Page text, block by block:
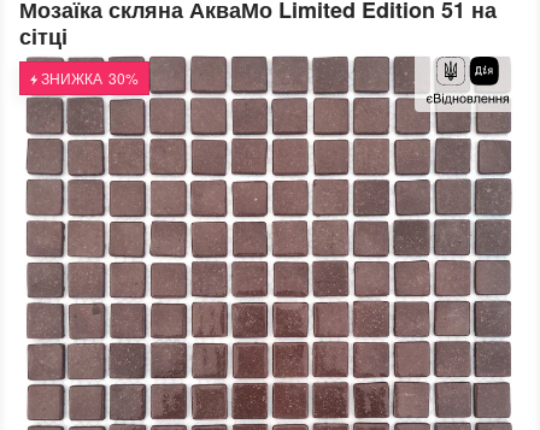
Мозаїка скляна АкваМо Limited Edition 51 на
сітці
ЗНИЖКА 30%